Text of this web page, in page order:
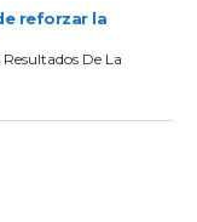
reforzar la
De La